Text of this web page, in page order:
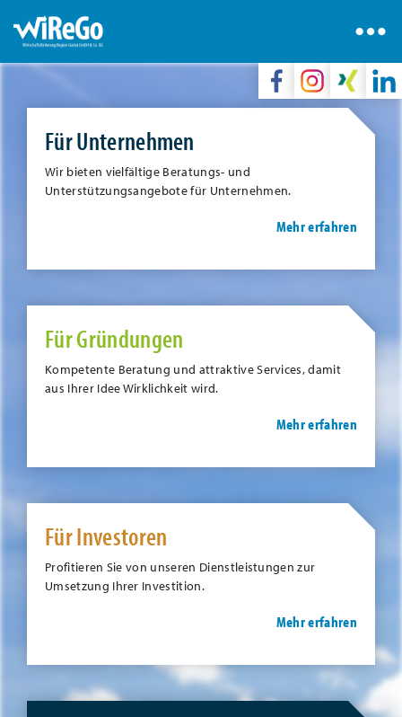
Für Unternehmen
Wir bieten vielfältige Beratungs- und
Unterstützungsangebote für Unternehmen.
Mehr erfahren
Für Gründungen
Kompetente Beratung und attraktive Services, damit
aus Ihrer Idee Wirklichkeit wird.
Mehr erfahren
Für Investoren
Profitieren Sie von unseren Dienstleistungen zur
Umsetzung Ihrer Investition.
Mehr erfahren